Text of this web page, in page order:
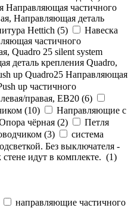
Направляющая частичного
Направляющая деталь
Hettich (5)
Навеска
частичного
Quadro 25 silent system
деталь крепления Quadro,
up Quadro25 Направляющая
up частичного
правая, ЕВ20 (6)
(10)
Направляющие с
чёрная (2)
Петля
(3)
система
Без выключателя -
идут в комплекте. (1)
направляющие частичного